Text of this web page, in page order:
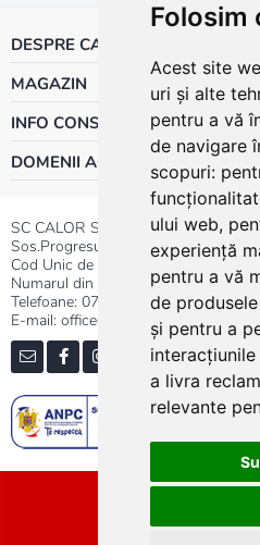
Folosim
Acest site
uri și alte
pentru a vă
de navigare
scopuri:
ului web,
experiență
pentru a vă
de
și pentru a
a livra
relevante
DESPRE CALOR
MAGAZIN
INFO CONSUMATOR
DOMENII ACTIVITATE
SC CALOR SRL
Sos.Progresului nr.30-40, Sector 5,
Cod Unic de Inregistrare: RO
Numarul din Registrul
Telefoane: 0737.23.44.44|
E-mail: office@calor.ro